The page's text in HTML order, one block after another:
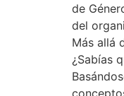
de
del
Más allá
¿Sabías